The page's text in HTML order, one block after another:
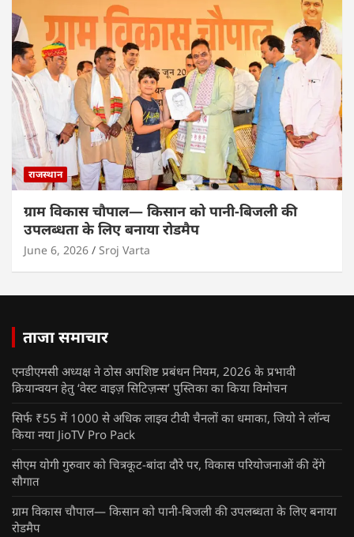
राजस्थान
ग्राम विकास चौपाल— किसान को पानी-बिजली की
उपलब्धता के लिए बनाया रोडमैप
June 6, 2026 Sroj Varta
ताजा समाचार
एनडीएमसी अध्यक्ष ने ठोस अपशिष्ट प्रबंधन नियम, 2026 के प्रभावी
क्रियान्वयन हेतु ‘वेस्ट वाइज़ सिटिज़न्स’ पुस्तिका का किया विमोचन
सिर्फ ₹55 में 1000 से अधिक लाइव टीवी चैनलों का धमाका, जियो ने लॉन्च
किया नया JioTV Pro Pack
सीएम योगी गुरुवार को चित्रकूट-बांदा दौरे पर, विकास परियोजनाओं की देंगे
सौगात
ग्राम विकास चौपाल— किसान को पानी-बिजली की उपलब्धता के लिए बनाया
रोडमैप